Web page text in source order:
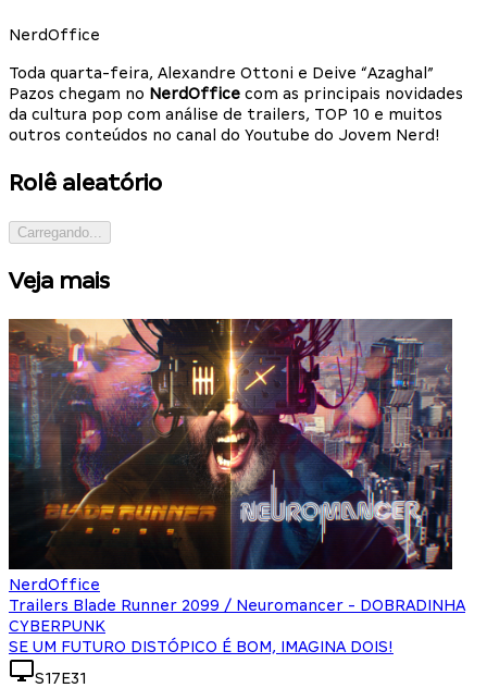
NerdOffice
Toda quarta-feira, Alexandre Ottoni e Deive “Azaghal”
Pazos chegam no NerdOffice com as principais novidades
da cultura pop com análise de trailers, TOP 10 e muitos
outros conteúdos no canal do Youtube do Jovem Nerd!
Rolê aleatório
Carregando...
Veja mais
NerdOffice
Trailers Blade Runner 2099 / Neuromancer - DOBRADINHA
CYBERPUNK
SE UM FUTURO DISTÓPICO É BOM, IMAGINA DOIS!
S17E31